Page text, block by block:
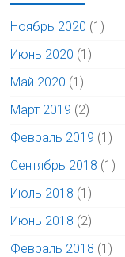
Ноябрь 2020 (1)
Июнь 2020 (1)
Май 2020 (1)
Март 2019 (2)
Февраль 2019 (1)
Сентябрь 2018 (1)
Июль 2018 (1)
Июнь 2018 (2)
Февраль 2018 (1)